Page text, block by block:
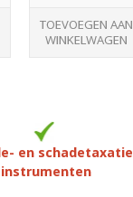
TOEVOEGEN AAN
WINKELWAGEN
en schadetaxatie
instrumenten